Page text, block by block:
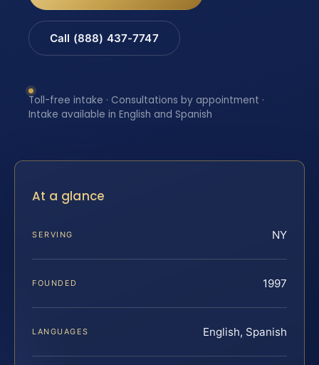
Call (888) 437-7747
Toll-free intake · Consultations by appointment ·
Intake available in English and Spanish
At a glance
SERVING NY
FOUNDED 1997
LANGUAGES English, Spanish